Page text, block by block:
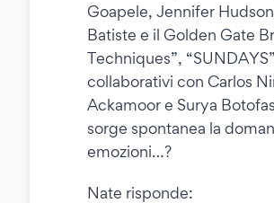
Goapele, Jennifer
Batiste e il Golden Gate
Techniques”,
collaborativi con Carlos
Ackamoor e Surya
sorge spontanea la
emozioni…?
Nate risponde: